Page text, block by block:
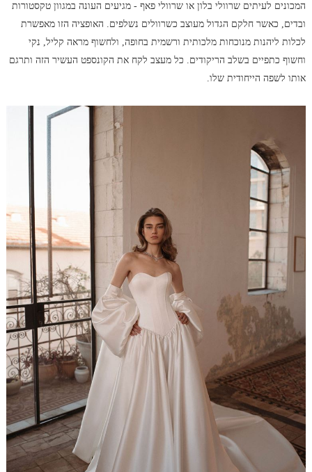
המכונים לעיתים שרוולי בלון או שרוולי פאף - מגיעים העונה במגוון טקסטורות
ובדים, כאשר חלקם הגדול מעוצב כשרוולים נשלפים. האופציה הזו מאפשרת
לכלות ליהנות מנוכחות מלכותית ורשמית בחופה, ולחשוף מראה קליל, נקי
וחשוף כתפיים בשלב הריקודים. כל מעצב לקח את הקונספט העשיר הזה ותרגם
אותו לשפה הייחודית שלו.